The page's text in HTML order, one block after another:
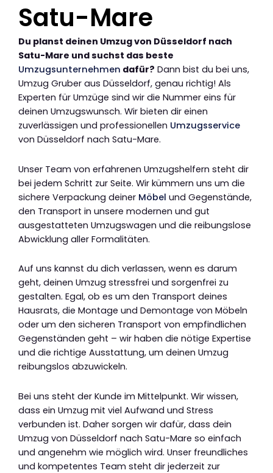
Satu-Mare
Du planst deinen Umzug von Düsseldorf nach
Satu-Mare und suchst das beste
Umzugsunternehmen dafür? Dann bist du bei uns,
Umzug Gruber aus Düsseldorf, genau richtig! Als
Experten für Umzüge sind wir die Nummer eins für
deinen Umzugswunsch. Wir bieten dir einen
zuverlässigen und professionellen Umzugsservice
von Düsseldorf nach Satu-Mare.
Unser Team von erfahrenen Umzugshelfern steht dir
bei jedem Schritt zur Seite. Wir kümmern uns um die
sichere Verpackung deiner Möbel und Gegenstände,
den Transport in unsere modernen und gut
ausgestatteten Umzugswagen und die reibungslose
Abwicklung aller Formalitäten.
Auf uns kannst du dich verlassen, wenn es darum
geht, deinen Umzug stressfrei und sorgenfrei zu
gestalten. Egal, ob es um den Transport deines
Hausrats, die Montage und Demontage von Möbeln
oder um den sicheren Transport von empfindlichen
Gegenständen geht – wir haben die nötige Expertise
und die richtige Ausstattung, um deinen Umzug
reibungslos abzuwickeln.
Bei uns steht der Kunde im Mittelpunkt. Wir wissen,
dass ein Umzug mit viel Aufwand und Stress
verbunden ist. Daher sorgen wir dafür, dass dein
Umzug von Düsseldorf nach Satu-Mare so einfach
und angenehm wie möglich wird. Unser freundliches
und kompetentes Team steht dir jederzeit zur